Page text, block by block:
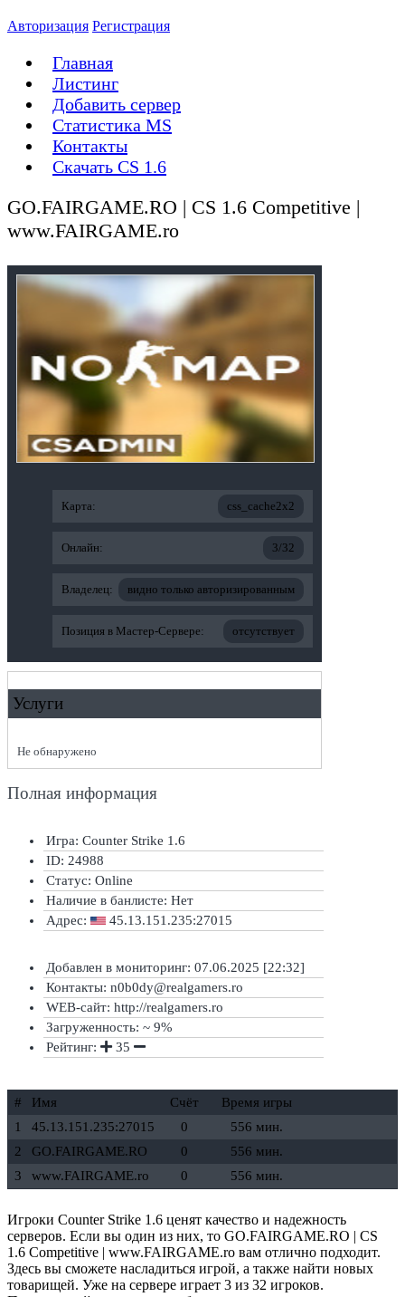
Авторизация Регистрация
Главная
Листинг
Добавить сервер
Статистика MS
Контакты
Скачать CS 1.6
GO.FAIRGAME.RO | CS 1.6 Competitive |
www.FAIRGAME.ro
Карта: css_cache2x2
Онлайн: 3/32
Владелец: видно только авторизированным
Позиция в Мастер-Сервере: отсутствует
Услуги
Не обнаружено
Полная информация
Игра: Counter Strike 1.6
ID: 24988
Статус: Online
Наличие в банлисте: Нет
Адрес:
45.13.151.235:27015
Добавлен в мониторинг: 07.06.2025 [22:32]
Контакты: n0b0dy@realgamers.ro
WEB-сайт: http://realgamers.ro
Загруженность: ~ 9%
Рейтинг:
35
# Имя Счёт
Время игры
1
45.13.151.235:27015 0
556 мин.
2
GO.FAIRGAME.RO 0
556 мин.
3
www.FAIRGAME.ro 0 556 мин.
Игроки Counter Strike 1.6 ценят качество и надежность
серверов. Если вы один из них, то GO.FAIRGAME.RO | CS
1.6 Competitive | www.FAIRGAME.ro вам отлично подходит.
Здесь вы сможете насладиться игрой, а также найти новых
товарищей. Уже на сервере играет 3 из 32 игроков.